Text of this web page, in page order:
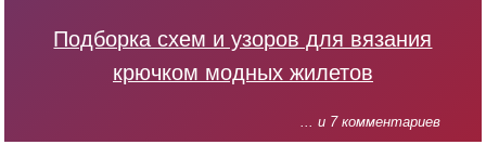
Подборка схем и узоров для вязания
крючком модных жилетов
... и 7 комментариев